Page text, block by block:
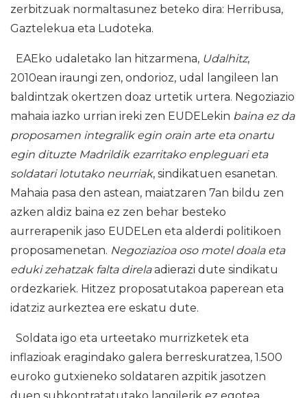
zerbitzuak normaltasunez beteko dira: Herribusa,
Gaztelekua eta Ludoteka.
EAEko udaletako lan hitzarmena, Udalhitz,
2010ean iraungi zen, ondorioz, udal langileen lan
baldintzak okertzen doaz urtetik urtera. Negoziazio
mahaia iazko urrian ireki zen EUDELekin baina ez da
proposamen integralik egin orain arte eta onartu
egin dituzte Madrildik ezarritako enpleguari eta
soldatari lotutako neurriak, sindikatuen esanetan.
Mahaia pasa den astean, maiatzaren 7an bildu zen
azken aldiz baina ez zen behar besteko
aurrerapenik jaso EUDELen eta alderdi politikoen
proposamenetan. Negoziazioa oso motel doala eta
eduki zehatzak falta direlaadierazi dute sindikatu
ordezkariek. Hitzez proposatutakoa paperean eta
idatziz aurkeztea ere eskatu dute.
Soldata igo eta urteetako murrizketek eta
inflazioak eragindako galera berreskuratzea, 1.500
euroko gutxieneko soldataren azpitik jasotzen